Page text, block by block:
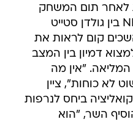
לאחר תום המשחק
השישי והאחרון בגמר ה-NBA בין גולדן סטייט
קום לראות את
דמיון בין המצב
"אין מה
לא כוחות", ציין
ביחס לנרפות
השר, "הוא